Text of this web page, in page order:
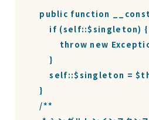
public function
        if (self::$singleton) {
throw new
        }
self::$singleton =
    }
    /**